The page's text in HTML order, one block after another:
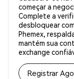
começar a
Complete a
desbloquear
Phemex,
mantém sua
exchange
Registrar